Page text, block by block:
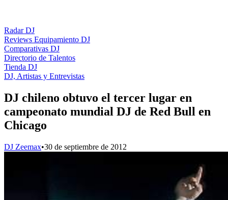
Radar DJ
Reviews Equipamiento DJ
Comparativas DJ
Directorio de Talentos
Tienda DJ
DJ, Artistas y Entrevistas
DJ chileno obtuvo el tercer lugar en
campeonato mundial DJ de Red Bull en
Chicago
DJ Zeemax•30 de septiembre de 2012